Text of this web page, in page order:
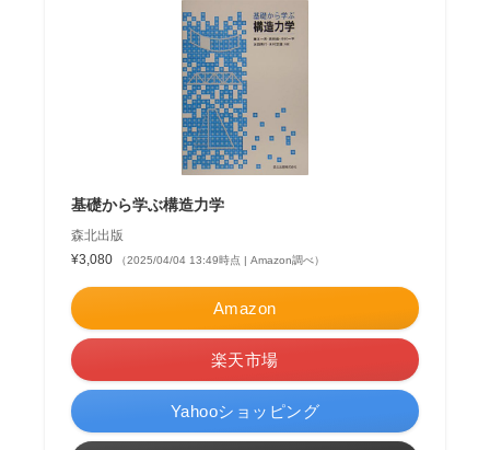
基礎から学ぶ構造力学
森北出版
¥3,080
（2025/04/04 13:49時点 | Amazon調べ）
Amazon
楽天市場
Yahooショッピング